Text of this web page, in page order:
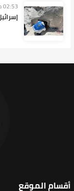
02:53 م, 24 يونيو 2026
أقسام الموقع